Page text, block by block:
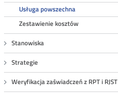
Usługa powszechna
Zestawienie kosztów
Stanowiska
Strategie
Weryfikacja zaświadczeń z RPT i RJST